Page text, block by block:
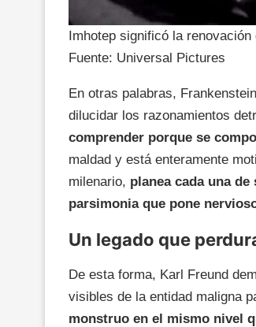
Imhotep significó la renovación
Fuente: Universal Pictures
En otras palabras,
dilucidar los razonamientos
comprender porque se
maldad y está enteramente
milenario, planea cada una
parsimonia que pone
Un legado que
De esta forma, Karl Freund
visibles de la entidad maligna
monstruo en el mismo nivel